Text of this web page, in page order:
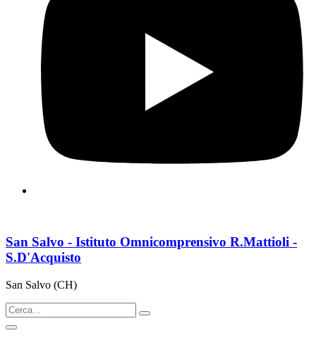
San Salvo - Istituto Omnicomprensivo R.Mattioli -
S.D'Acquisto
San Salvo (CH)